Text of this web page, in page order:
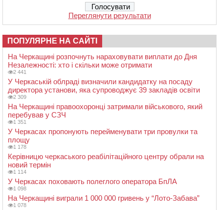
Переглянути результати
ПОПУЛЯРНЕ НА САЙТІ
На Черкащині розпочнуть нараховувати виплати до Дня
Незалежності: хто і скільки може отримати
2 441
У Черкаській облраді визначили кандидатку на посаду
директора установи, яка супроводжує 39 закладів освіти
2 309
На Черкащині правоохоронці затримали військового, який
перебував у СЗЧ
1 351
У Черкасах пропонують перейменувати три провулки та
площу
1 178
Керівницю черкаського реабілітаційного центру обрали на
новий термін
1 114
У Черкасах поховають полеглого оператора БпЛА
1 098
На Черкащині виграли 1 000 000 гривень у “Лото-Забава”
1 078